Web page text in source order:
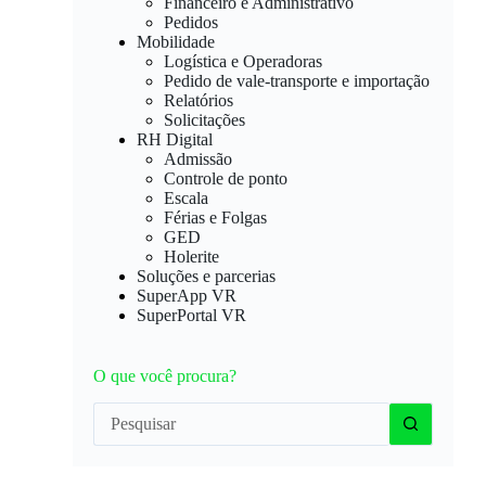
Pedidos
Mobilidade
Logística e Operadoras
Pedido de vale-transporte e importação
Relatórios
Solicitações
RH Digital
Admissão
Controle de ponto
Escala
Férias e Folgas
GED
Holerite
Soluções e parcerias
SuperApp VR
SuperPortal VR
O que você procura?